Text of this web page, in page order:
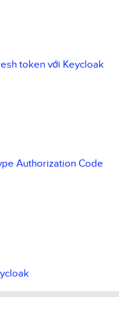
token với Keycloak
Authorization Code